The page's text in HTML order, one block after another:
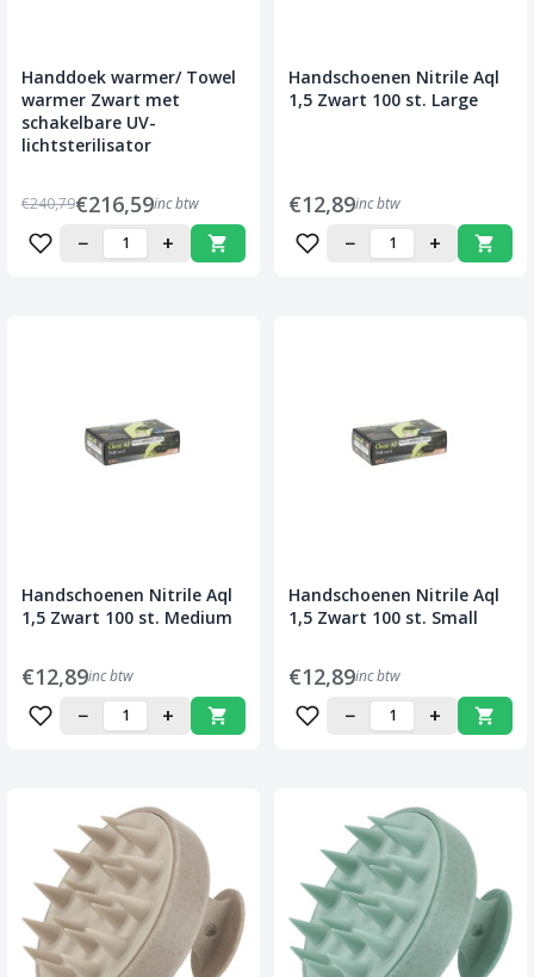
Handdoek warmer/ Towel
warmer Zwart met
schakelbare UV-
lichtsterilisator
€240,79€216,59inc btw
− +
Handschoenen Nitrile Aql
1,5 Zwart 100 st. Large
€12,89inc btw
− +
Handschoenen Nitrile Aql
1,5 Zwart 100 st. Medium
€12,89inc btw
− +
Handschoenen Nitrile Aql
1,5 Zwart 100 st. Small
€12,89inc btw
− +